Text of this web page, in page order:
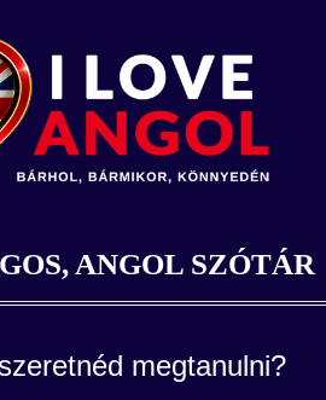
ANGOL SZÓTÁR
megtanulni?